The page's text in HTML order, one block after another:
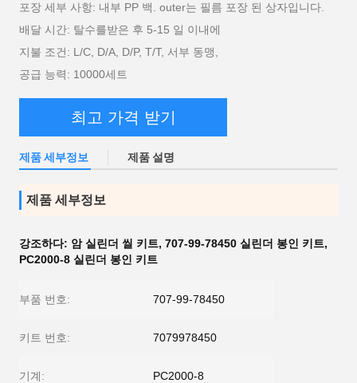
포장 세부 사항: 내부 PP 백. outer는 필름 포장 된 상자입니다.
배달 시간: 탈수를받은 후 5-15 일 이내에
지불 조건: L/C, D/A, D/P, T/T, 서부 동맹,
공급 능력: 10000세트
최고 가격 받기
제품 세부정보 제품 설명
제품 세부정보
강조하다: 암 실린더 씰 키트, 707-99-78450 실린더 봉인 키트,
PC2000-8 실린더 봉인 키트
부품 번호: 707-99-78450
키트 번호: 7079978450
기계: PC2000-8